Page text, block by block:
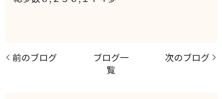
前のブログ
ブログ一
覧
次のブログ